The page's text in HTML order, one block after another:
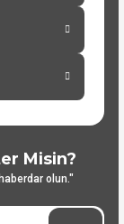
Misin?
olun."